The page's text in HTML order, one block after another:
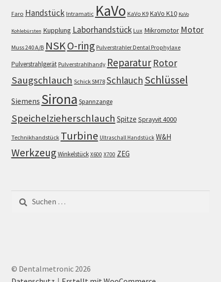
Faro Handstück Intramatic KaVo KaVo K9 KaVo K10 KaVo
Kohlebürsten Kupplung Laborhandstück Lux Mikromotor Motor
Muss 240 A/B NSKO-ring Pulverstrahler Dental Prophylaxe
Pulverstrahlgerät Pulverstrahlhandy Reparatur Rotor
Saugschlauch Schick SM78 Schlauch Schlüssel
Siemens Sirona Spannzange
Speichelzieherschlauch Spitze Sprayvit 4000
Technikhandstück Turbine Ultraschall Handstück W&H
WerkzeugWinkelstück X600 X700 ZEG
Suchen
nach:
© Dentalmetronic 2026